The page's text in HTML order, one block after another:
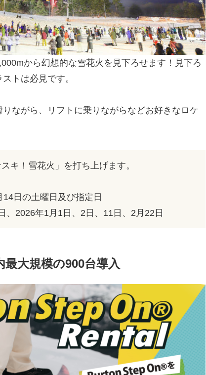
から幻想的な雪花火を見下ろせます！見下ろ
トは必見です。
ながら、リフトに乗りながらなどお好きなロケ
キ！雪花火」を打ち上げます。
日の土曜日及び指定日
、2026年1月1日、2日、11日、2月22日
大規模の900台導入